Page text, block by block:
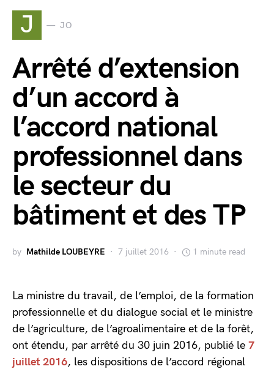
J JO
Arrêté d’extension
d’un accord à
l’accord national
professionnel dans
le secteur du
bâtiment et des TP
by Mathilde LOUBEYRE 7 juillet 2016 1 minute read
La ministre du travail, de l’emploi, de la formation
professionnelle et du dialogue social et le ministre
de l’agriculture, de l’agroalimentaire et de la forêt,
ont étendu, par arrêté du 30 juin 2016, publié le 7
juillet 2016, les dispositions de l’accord régional